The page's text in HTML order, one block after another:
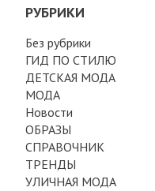
РУБРИКИ
Без рубрики
ГИД ПО СТИЛЮ
ДЕТСКАЯ МОДА
МОДА
Новости
ОБРАЗЫ
СПРАВОЧНИК
ТРЕНДЫ
УЛИЧНАЯ МОДА